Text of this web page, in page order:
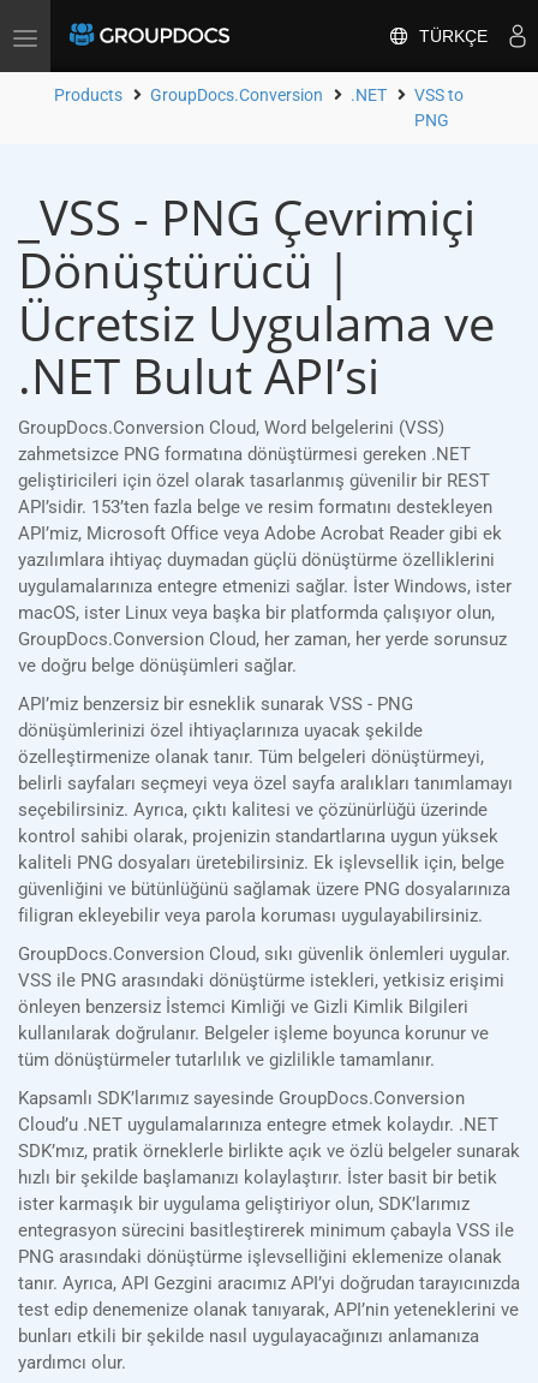
Toggle
TÜRKÇE
Products GroupDocs.Conversion .NET
VSS to
PNG
_VSS - PNG Çevrimiçi
Dönüştürücü |
Ücretsiz Uygulama ve
.NET Bulut API’si
GroupDocs.Conversion Cloud, Word belgelerini (VSS)
zahmetsizce PNG formatına dönüştürmesi gereken .NET
geliştiricileri için özel olarak tasarlanmış güvenilir bir REST
API’sidir. 153’ten fazla belge ve resim formatını destekleyen
API’miz, Microsoft Office veya Adobe Acrobat Reader gibi ek
yazılımlara ihtiyaç duymadan güçlü dönüştürme özelliklerini
uygulamalarınıza entegre etmenizi sağlar. İster Windows, ister
macOS, ister Linux veya başka bir platformda çalışıyor olun,
GroupDocs.Conversion Cloud, her zaman, her yerde sorunsuz
ve doğru belge dönüşümleri sağlar.
API’miz benzersiz bir esneklik sunarak VSS - PNG
dönüşümlerinizi özel ihtiyaçlarınıza uyacak şekilde
özelleştirmenize olanak tanır. Tüm belgeleri dönüştürmeyi,
belirli sayfaları seçmeyi veya özel sayfa aralıkları tanımlamayı
seçebilirsiniz. Ayrıca, çıktı kalitesi ve çözünürlüğü üzerinde
kontrol sahibi olarak, projenizin standartlarına uygun yüksek
kaliteli PNG dosyaları üretebilirsiniz. Ek işlevsellik için, belge
güvenliğini ve bütünlüğünü sağlamak üzere PNG dosyalarınıza
filigran ekleyebilir veya parola koruması uygulayabilirsiniz.
GroupDocs.Conversion Cloud, sıkı güvenlik önlemleri uygular.
VSS ile PNG arasındaki dönüştürme istekleri, yetkisiz erişimi
önleyen benzersiz İstemci Kimliği ve Gizli Kimlik Bilgileri
kullanılarak doğrulanır. Belgeler işleme boyunca korunur ve
tüm dönüştürmeler tutarlılık ve gizlilikle tamamlanır.
Kapsamlı SDK’larımız sayesinde GroupDocs.Conversion
Cloud’u .NET uygulamalarınıza entegre etmek kolaydır. .NET
SDK’mız, pratik örneklerle birlikte açık ve özlü belgeler sunarak
hızlı bir şekilde başlamanızı kolaylaştırır. İster basit bir betik
ister karmaşık bir uygulama geliştiriyor olun, SDK’larımız
entegrasyon sürecini basitleştirerek minimum çabayla VSS ile
PNG arasındaki dönüştürme işlevselliğini eklemenize olanak
tanır. Ayrıca, API Gezgini aracımız API’yi doğrudan tarayıcınızda
test edip denemenize olanak tanıyarak, API’nin yeteneklerini ve
bunları etkili bir şekilde nasıl uygulayacağınızı anlamanıza
yardımcı olur.